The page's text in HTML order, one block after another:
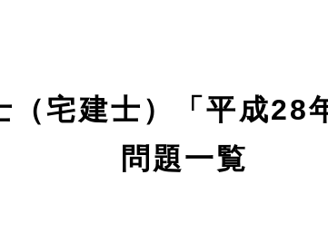
宅建士）
「平成28
問題一覧